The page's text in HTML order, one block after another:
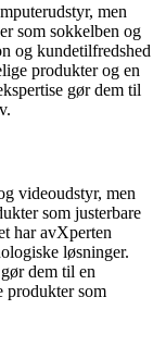
men
som sokkelben og
og kundetilfredshed
produkter og en
gør dem til
videoudstyr, men
som justerbare
har avXperten
løsninger.
dem til en
produkter som